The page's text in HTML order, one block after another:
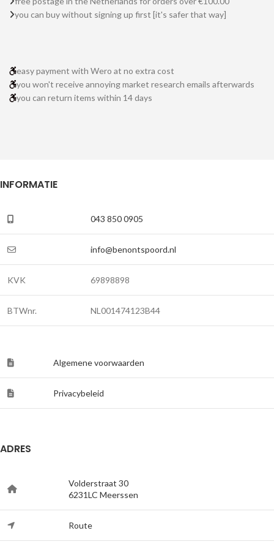
you can buy without signing up first [it's safer that way]
easy payment with Wero at no extra cost
you won't receive annoying market research emails afterwards
you can return items within 14 days
INFORMATIE
043 850 0905
info@benontspoord.nl
KVK 69898898
BTWnr. NL001474123B44
Algemene voorwaarden
Privacybeleid
ADRES
Volderstraat 30
6231LC Meerssen
Route